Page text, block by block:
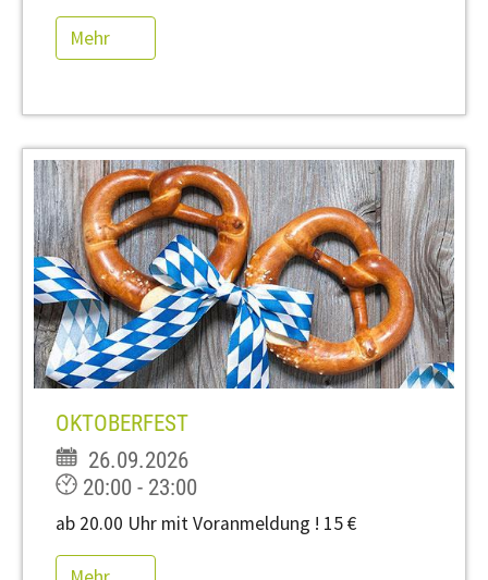
Mehr
OKTOBERFEST
26.09.2026
20:00 - 23:00
ab 20.00 Uhr mit Voranmeldung ! 15 €